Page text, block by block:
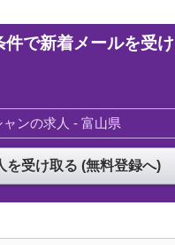
件で新着メールを受け
ンの求人 - 富山県